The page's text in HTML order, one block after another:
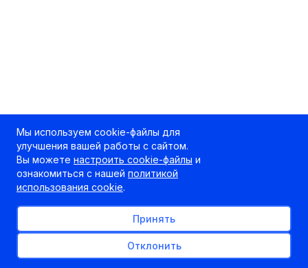
Мы используем cookie-файлы для
улучшения вашей работы с сайтом.
Вы можете настроить cookie-файлы и
ознакомиться с нашей политикой
использования cookie.
Принять
Отклонить